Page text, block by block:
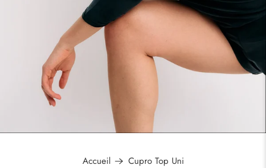
Accueil Cupro Top Uni